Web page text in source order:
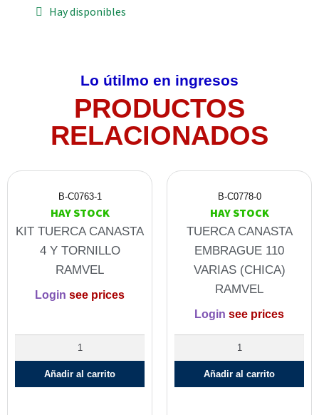
Hay disponibles
Lo útilmo en ingresos
PRODUCTOS
RELACIONADOS
B-C0763-1
HAY STOCK
KIT TUERCA CANASTA
4 Y TORNILLO
RAMVEL
Login see prices
Añadir al carrito
B-C0778-0
HAY STOCK
TUERCA CANASTA
EMBRAGUE 110
VARIAS (CHICA)
RAMVEL
Login see prices
Añadir al carrito